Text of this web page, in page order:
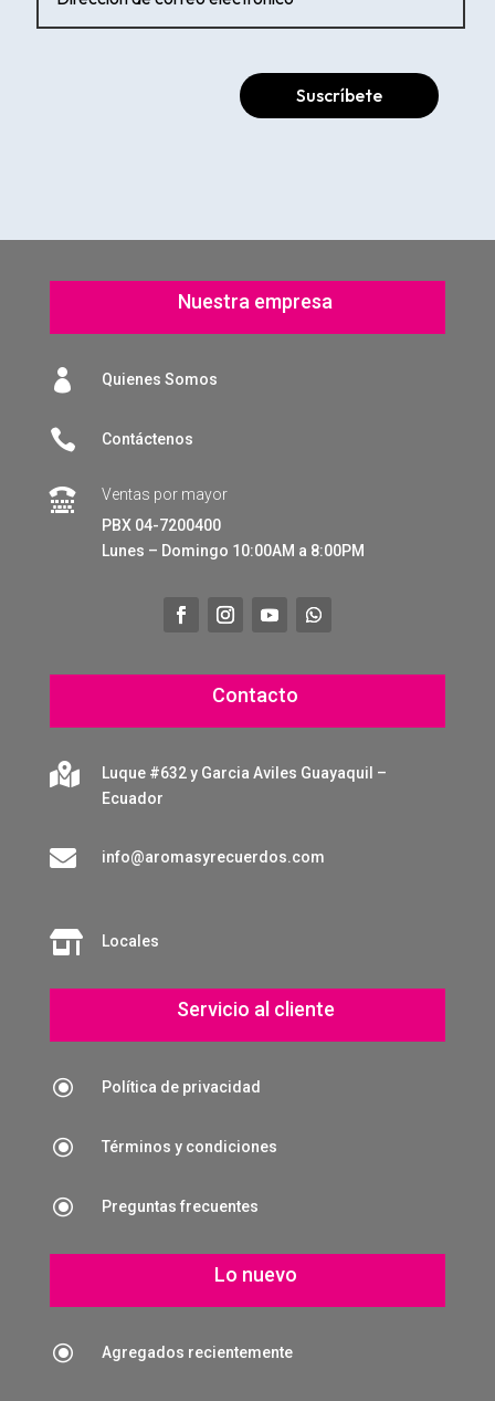
Suscríbete
Nuestra empresa
 Quienes Somos
 Contáctenos

Ventas por mayor
PBX 04-7200400
Lunes – Domingo 10:00AM a 8:00PM
Contacto

Luque #632 y Garcia Aviles Guayaquil –
Ecuador
 info@aromasyrecuerdos.com
 Locales
Servicio al cliente
\ Política de privacidad
\ Términos y condiciones
\ Preguntas frecuentes
Lo nuevo
\ Agregados recientemente